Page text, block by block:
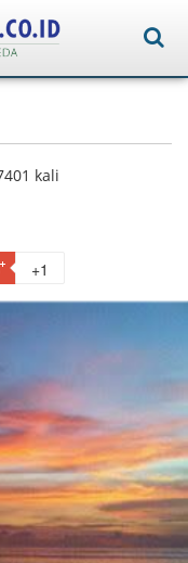
kali
+1